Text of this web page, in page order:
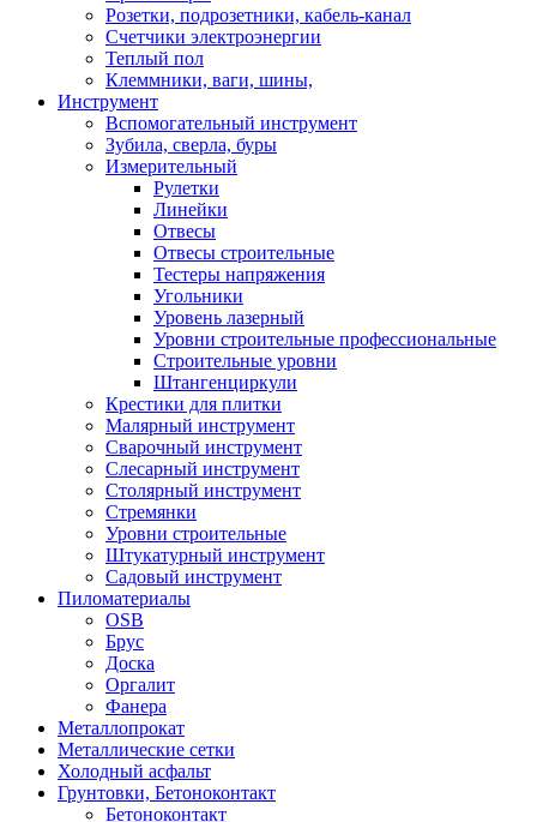
Розетки, подрозетники, кабель-канал
Счетчики электроэнергии
Теплый пол
Клеммники, ваги, шины,
Инструмент
Вспомогательный инструмент
Зубила, сверла, буры
Измерительный
Рулетки
Линейки
Отвесы
Отвесы строительные
Тестеры напряжения
Угольники
Уровень лазерный
Уровни строительные профессиональные
Строительные уровни
Штангенциркули
Крестики для плитки
Малярный инструмент
Сварочный инструмент
Слесарный инструмент
Столярный инструмент
Стремянки
Уровни строительные
Штукатурный инструмент
Садовый инструмент
Пиломатериалы
OSB
Брус
Доска
Оргалит
Фанера
Металлопрокат
Металлические сетки
Холодный асфальт
Грунтовки, Бетоноконтакт
Бетоноконтакт